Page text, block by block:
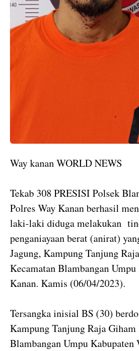
Way kanan WORLD NEWS
Tekab 308 PRESISI Polsek
Polres Way Kanan berhasil
laki-laki diduga melakukan
penganiayaan berat (anirat)
Jagung, Kampung Tanjung
Kecamatan Blambangan
Kanan. Kamis (06/04/2023).
Tersangka inisial BS (30)
Kampung Tanjung Raja Giham
Blambangan Umpu Kabupaten